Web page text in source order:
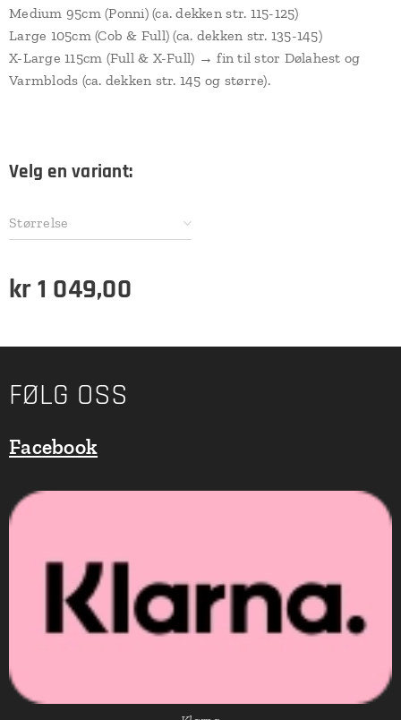
Medium 95cm (Ponni) (ca. dekken str. 115-125)
Large 105cm (Cob & Full) (ca. dekken str. 135-145)
X-Large 115cm (Full & X-Full) → fin til stor Dølahest og
Varmblods (ca. dekken str. 145 og større).
Velg en variant:
Størrelse
kr1 049,00
FØLG OSS
Facebook